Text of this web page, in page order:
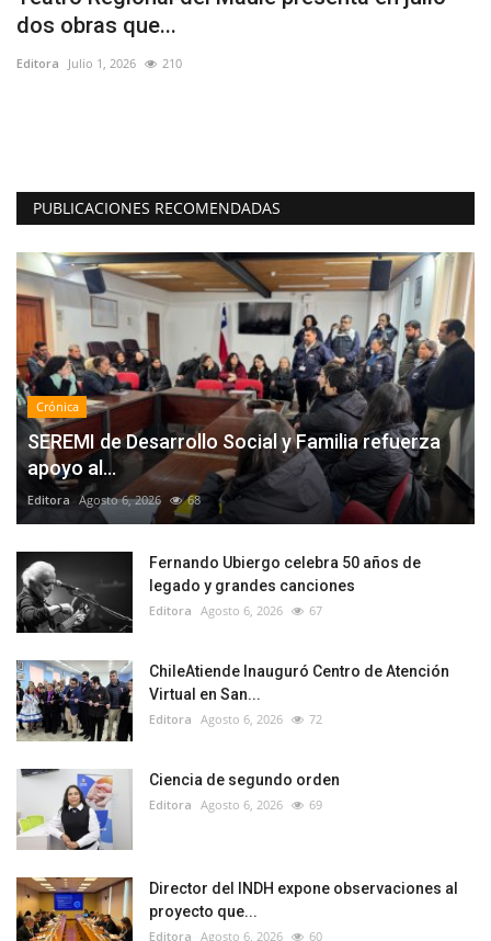
dos obras que...
Editora Julio 1, 2026 210
PUBLICACIONES RECOMENDADAS
Crónica
SEREMI de Desarrollo Social y Familia refuerza
apoyo al...
Editora Agosto 6, 2026 68
Fernando Ubiergo celebra 50 años de
legado y grandes canciones
Editora Agosto 6, 2026 67
ChileAtiende Inauguró Centro de Atención
Virtual en San...
Editora Agosto 6, 2026 72
Ciencia de segundo orden
Editora Agosto 6, 2026 69
Director del INDH expone observaciones al
proyecto que...
Editora Agosto 6, 2026 60